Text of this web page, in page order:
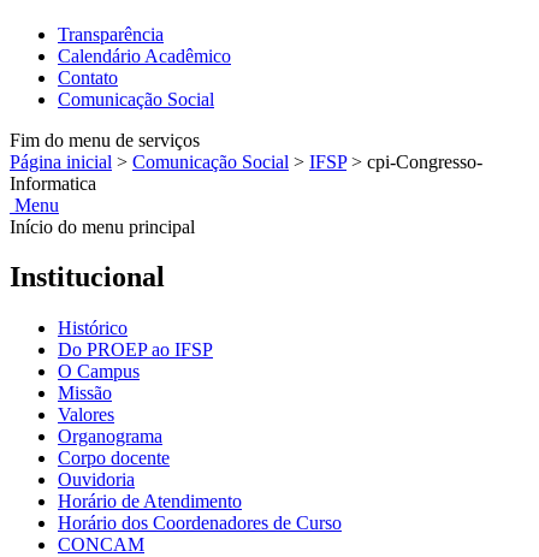
Transparência
Calendário Acadêmico
Contato
Comunicação Social
Fim do menu de serviços
Página inicial > Comunicação Social > IFSP > cpi-Congresso-
Informatica
Menu
Início do menu principal
Institucional
Histórico
Do PROEP ao IFSP
O Campus
Missão
Valores
Organograma
Corpo docente
Ouvidoria
Horário de Atendimento
Horário dos Coordenadores de Curso
CONCAM